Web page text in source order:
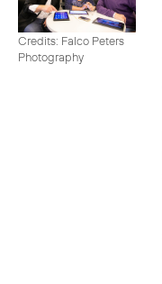
Credits: Falco Peters
Photography